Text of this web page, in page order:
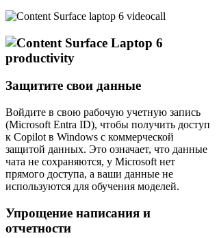
Защитите свои данные
Войдите в свою рабочую учетную запись
(Microsoft Entra ID), чтобы получить доступ
к Copilot в Windows с коммерческой
защитой данных. Это означает, что данные
чата не сохраняются, у Microsoft нет
прямого доступа, а ваши данные не
используются для обучения моделей.
Упрощение написания и
отчетности